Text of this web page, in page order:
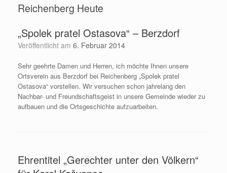
Reichenberg Heute
„Spolek pratel Ostasova“ – Berzdorf
Veröffentlicht am 6. Februar 2014
Sehr geehrte Damen und Herren, ich möchte Ihnen unsere
Ortsverein aus Berzdorf bei Reichenberg „Spolek pratel
Ostasova“ vorstellen. Wir versuchen schon jahrelang den
Nachbar- und Freundschaftsgeist in unsere Gemeinde wieder zu
aufbauen und die Ortsgeschichte aufzuarbeiten.
Ehrentitel „Gerechter unter den Völkern“